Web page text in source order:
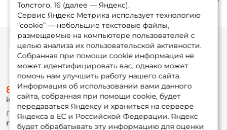
Толстого, 16 (далее — Яндекс).
Сервис Яндекс Метрика использует технологию
“cookie” — небольшие текстовые файлы,
размещаемые на компьютере пользователей с
целью анализа их пользовательской активности.
Собранная при помощи cookie информация не
может идентифицировать вас, однако может
помочь нам улучшить работу нашего сайта.
Информация об использовании вами данного
сайта, собранная при помощи cookie, будет
передаваться Яндексу и храниться на сервере
Яндекса в ЕС и Российской Федерации. Яндекс
будет обрабатывать эту информацию для оценки
Информация
О магазине
Доставка
Оплата
Fox-bonus
Гуру
8 (495) 532-77-88
info@foxfishing.ru
По вопросам с заказом
г. Москва, ул. Плеханова д.7